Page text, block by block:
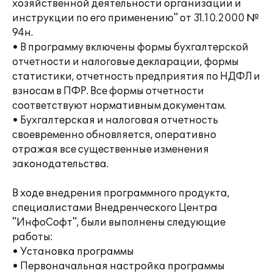
хозяйственной деятельности организации и
инструкции по его применению" от 31.10.2000 №
94н.
• В программу включены формы бухгалтерской
отчетности и налоговые декларации, формы
статистики, отчетность предприятия по НДФЛ и
взносам в ПФР. Все формы отчетности
соответствуют нормативным документам.
• Бухгалтерская и налоговая отчетность
своевременно обновляется, оперативно
отражая все существенные изменения
законодательства.
В ходе внедрения программного продукта,
специалистами Внедренческого Центра
"ИнфоСофт", были выполнены следующие
работы:
• Установка программы
• Первоначальная настройка программы